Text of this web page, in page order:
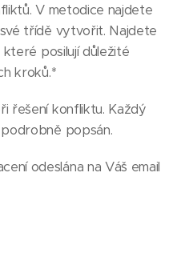
V metodice najdete
třídě vytvořit. Najdete
posilují důležité
kroků.*
řešení konfliktu. Každý
popsán.
odeslána na Váš email